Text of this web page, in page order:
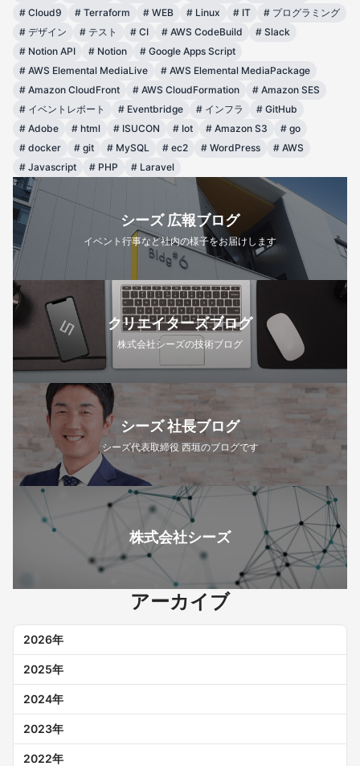
# Cloud9 # Terraform # WEB # Linux # IT # プログラミング
# デザイン # テスト # CI # AWS CodeBuild # Slack
# Notion API # Notion # Google Apps Script
# AWS Elemental MediaLive # AWS Elemental MediaPackage
# Amazon CloudFront # AWS CloudFormation # Amazon SES
# イベントレポート # Eventbridge # インフラ # GitHub
# Adobe # html # ISUCON # Iot # Amazon S3 # go
# docker # git # MySQL # ec2 # WordPress # AWS
# Javascript # PHP # Laravel
シーズ 広報ブログ
イベント行事など社内の様子をお届けします
クリエイターズブログ
株式会社シーズの技術ブログ
シーズ 社長ブログ
シーズ代表取締役 西垣のブログです
株式会社シーズ
アーカイブ
2026年
2025年
2024年
2023年
2022年